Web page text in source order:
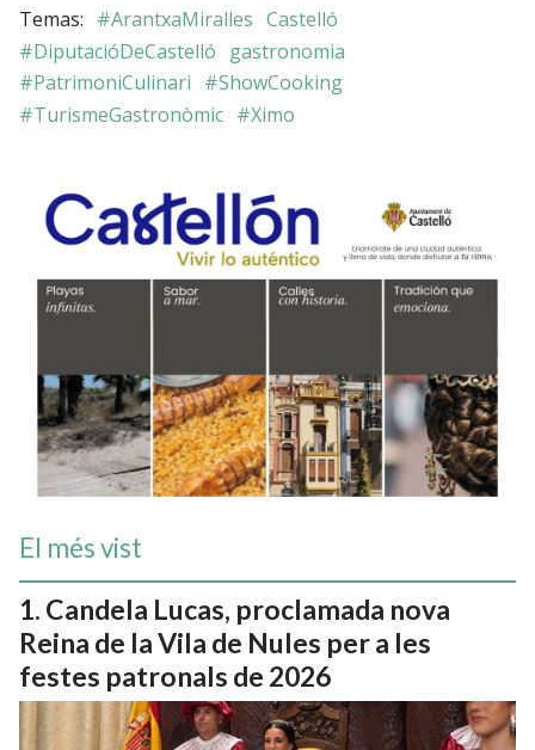
#ArantxaMiralles Castelló
#DiputacióDeCastelló gastronomia
#PatrimoniCulinari #ShowCooking
#TurismeGastronòmic #Ximo
El més vist
Candela Lucas, proclamada nova
Reina de la Vila de Nules per a les
festes patronals de 2026